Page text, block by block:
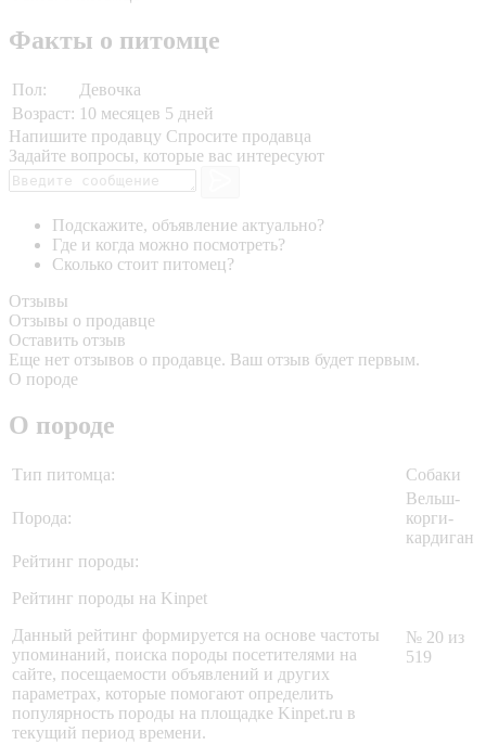
Факты о питомце
Пол:
Девочка
Возраст: 10 месяцев 5 дней
Напишите продавцу Спросите продавца
Задайте вопросы, которые вас интересуют
Подскажите, объявление актуально?
Где и когда можно посмотреть?
Сколько стоит питомец?
Отзывы
Отзывы о продавце
Оставить отзыв
Еще нет отзывов о продавце. Ваш отзыв будет первым.
О породе
О породе
Тип питомца: Собаки
Порода:
Вельш-
корги-
кардиган
Рейтинг породы:
Рейтинг породы на Kinpet
Данный рейтинг формируется на основе частоты
упоминаний, поиска породы посетителями на
сайте, посещаемости объявлений и других
параметрах, которые помогают определить
популярность породы на площадке Kinpet.ru в
текущий период времени.
№ 20 из
519